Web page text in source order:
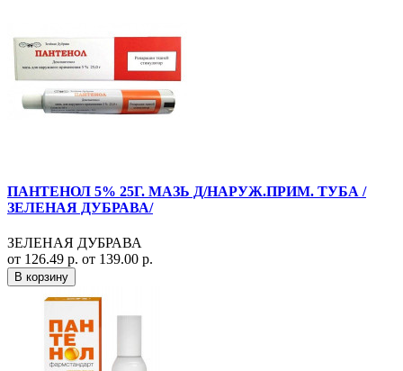
ПАНТЕНОЛ 5% 25Г. МАЗЬ Д/НАРУЖ.ПРИМ. ТУБА /
ЗЕЛЕНАЯ ДУБРАВА/
ЗЕЛЕНАЯ ДУБРАВА
от 126.49 р. от 139.00 р.
В корзину